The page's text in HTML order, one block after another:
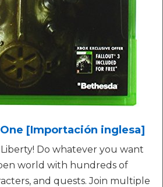
[Importación inglesa]
Do whatever you want
world with hundreds of
and quests. Join multiple